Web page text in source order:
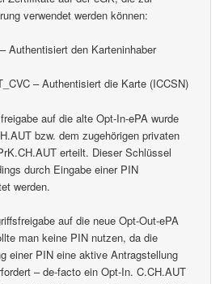
verwendet werden können:
Authentisiert den Karteninhaber
– Authentisiert die Karte (ICCSN)
auf die alte Opt-In-ePA wurde
bzw. dem zugehörigen privaten
erteilt. Dieser Schlüssel
durch Eingabe einer PIN
werden.
auf die neue Opt-Out-ePA
man keine PIN nutzen, da die
einer PIN eine aktive Antragstellung
– de-facto ein Opt-In. C.CH.AUT